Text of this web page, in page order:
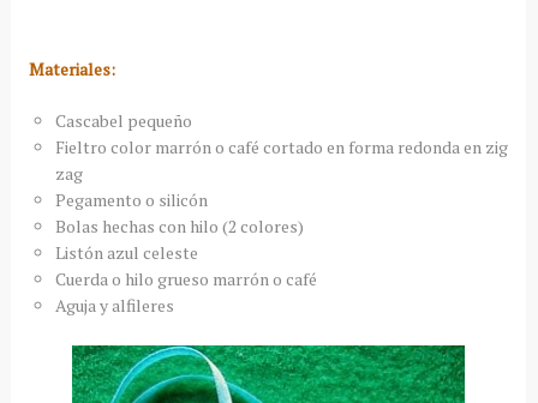
Materiales:
Cascabel pequeño
Fieltro color marrón o café cortado en forma redonda en zig
zag
Pegamento o silicón
Bolas hechas con hilo (2 colores)
Listón azul celeste
Cuerda o hilo grueso marrón o café
Aguja y alfileres